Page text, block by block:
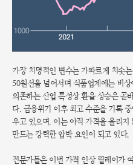
가장 치명적인 변수는 가파르게 치솟
50원선을 넘어서며 식품업계에는 비
의존하는 산업 특성상 환율 상승은 곧
다. 금융위기 이후 최고 수준을 기록
우고 있으며, 이는 아직 가격을 올리지
만드는 강력한 압박 요인이 되고 있다.
전문가들은 이번 가격 인상 릴레이가